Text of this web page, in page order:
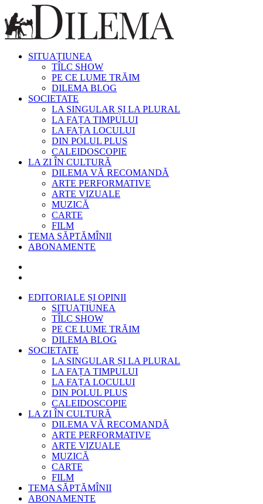
SITUAȚIUNEA
TÎLC SHOW
PE CE LUME TRĂIM
DILEMA BLOG
SOCIETATE
LA SINGULAR ȘI LA PLURAL
LA FAȚA TIMPULUI
LA FAȚA LOCULUI
DIN POLUL PLUS
CALEIDOSCOPIE
LA ZI ÎN CULTURĂ
DILEMA VĂ RECOMANDĂ
ARTE PERFORMATIVE
ARTE VIZUALE
MUZICĂ
CARTE
FILM
TEMA SĂPTĂMÎNII
ABONAMENTE
EDITORIALE ȘI OPINII
SITUAȚIUNEA
TÎLC SHOW
PE CE LUME TRĂIM
DILEMA BLOG
SOCIETATE
LA SINGULAR ȘI LA PLURAL
LA FAȚA TIMPULUI
LA FAȚA LOCULUI
DIN POLUL PLUS
CALEIDOSCOPIE
LA ZI ÎN CULTURĂ
DILEMA VĂ RECOMANDĂ
ARTE PERFORMATIVE
ARTE VIZUALE
MUZICĂ
CARTE
FILM
TEMA SĂPTĂMÎNII
ABONAMENTE